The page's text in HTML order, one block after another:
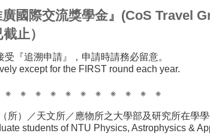
廣國際交流獎學金』(CoS Travel
止）
『追溯申請』，申請時請務必留意。
except for the FIRST round each year.
※ ※ ※ ※ ※ ※ ※ ※ ※ ※
所）／天文所／應物所之大學部及研究所在學
students of NTU Physics, Astrophysics &